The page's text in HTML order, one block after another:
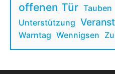
offenen Tür Tauben
Unterstützung
Warntag Wennigsen